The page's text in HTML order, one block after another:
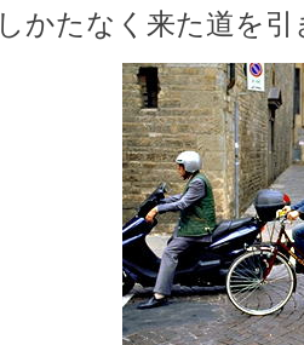
しかたなく来た道を